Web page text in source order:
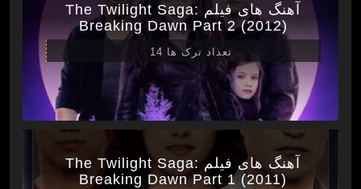
آهنگ های فیلم The Twilight Saga:
Breaking Dawn Part 2 (2012)
تعداد ترک ها 14
آهنگ های فیلم The Twilight Saga:
Breaking Dawn Part 1 (2011)